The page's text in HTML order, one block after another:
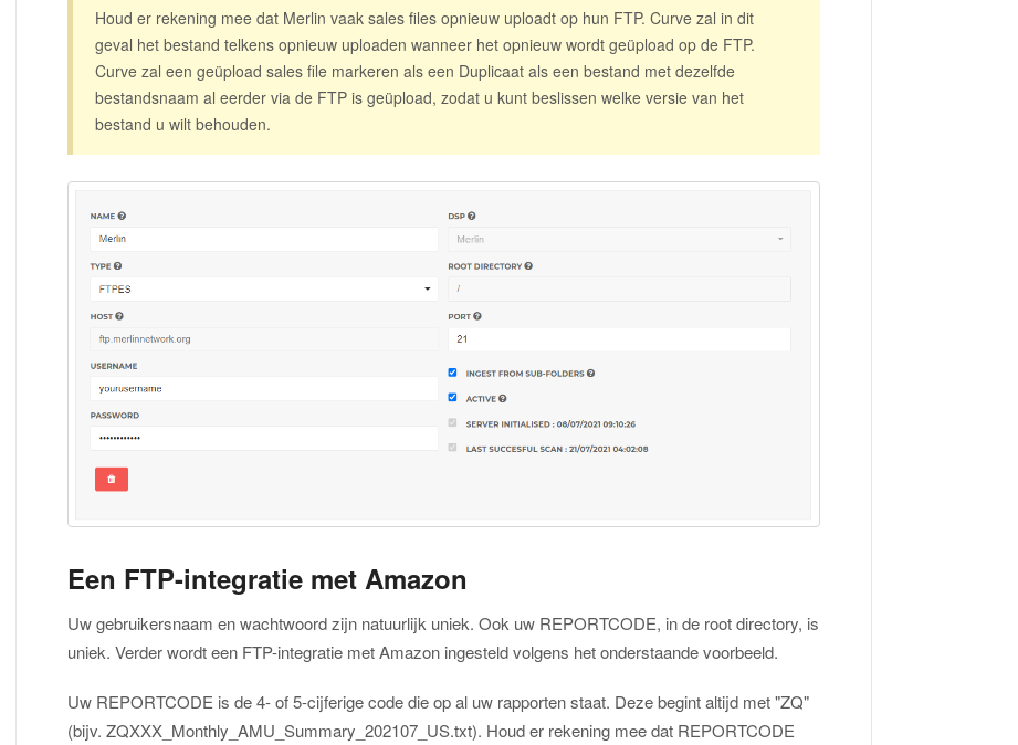
Houd er rekening mee dat Merlin vaak sales files opnieuw uploadt op hun FTP. Curve zal in dit
geval het bestand telkens opnieuw uploaden wanneer het opnieuw wordt geüpload op de FTP.
Curve zal een geüpload sales file markeren als een Duplicaat als een bestand met dezelfde
bestandsnaam al eerder via de FTP is geüpload, zodat u kunt beslissen welke versie van het
bestand u wilt behouden.
Een FTP-integratie met Amazon
Uw gebruikersnaam en wachtwoord zijn natuurlijk uniek. Ook uw REPORTCODE, in de root directory, is
uniek. Verder wordt een FTP-integratie met Amazon ingesteld volgens het onderstaande voorbeeld.
Uw REPORTCODE is de 4- of 5-cijferige code die op al uw rapporten staat. Deze begint altijd met "ZQ"
(bijv. ZQXXX_Monthly_AMU_Summary_202107_US.txt). Houd er rekening mee dat REPORTCODE